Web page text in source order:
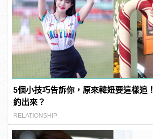
5個小技巧告訴你，原來韓妞要這樣追
約出來？
RELATIONSHIP